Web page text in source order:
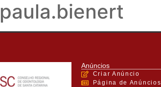
paula.bienert
Anúncios
Criar Anúncio
Página de Anúncios